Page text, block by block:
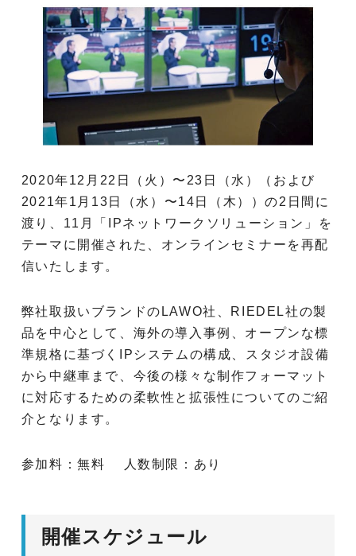
2020年12月22日（火）〜23日（水）（および
2021年1月13日（水）〜14日（木））の2日間に
渡り、11月「IPネットワークソリューション」を
テーマに開催された、オンラインセミナーを再配
信いたします。
弊社取扱いブランドのLAWO社、RIEDEL社の製
品を中心として、海外の導入事例、オープンな標
準規格に基づくIPシステムの構成、スタジオ設備
から中継車まで、今後の様々な制作フォーマット
に対応するための柔軟性と拡張性についてのご紹
介となります。
参加料：無料 人数制限：あり
開催スケジュール